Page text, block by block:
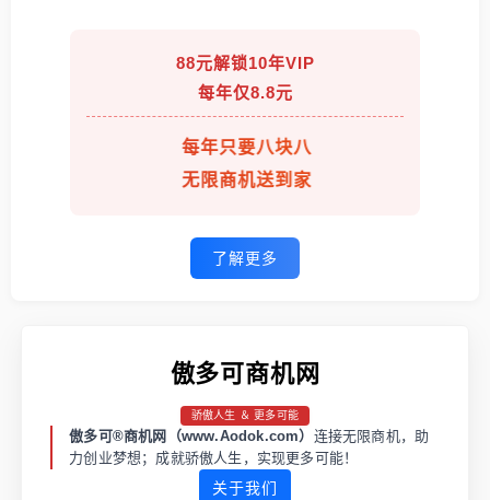
88元解锁10年VIP
每年仅8.8元
每年只要八块八
无限商机送到家
了解更多
傲多可商机网
骄傲人生 ＆ 更多可能
傲多可®商机网（www.Aodok.com） 连接无限商机，助
力创业梦想；成就骄傲人生，实现更多可能！
关于我们